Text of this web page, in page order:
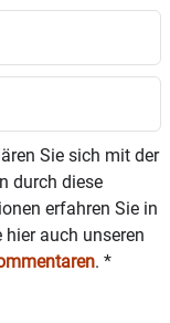
Sie sich mit der
durch diese
erfahren Sie in
hier auch unseren
. *